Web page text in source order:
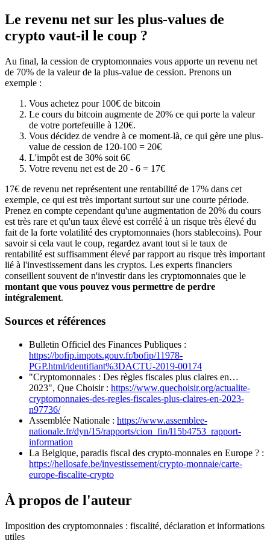
Le revenu net sur les plus-values de
crypto vaut-il le coup ?
Au final, la cession de cryptomonnaies vous apporte un revenu net
de 70% de la valeur de la plus-value de cession. Prenons un
exemple :
Vous achetez pour 100€ de bitcoin
Le cours du bitcoin augmente de 20% ce qui porte la valeur
de votre portefeuille à 120€.
Vous décidez de vendre à ce moment-là, ce qui gère une plus-
value de cession de 120-100 = 20€
L'impôt est de 30% soit 6€
Votre revenu net est de 20 - 6 = 17€
17€ de revenu net représentent une rentabilité de 17% dans cet
exemple, ce qui est très important surtout sur une courte période.
Prenez en compte cependant qu'une augmentation de 20% du cours
est très rare et qu'un taux élevé est corrélé à un risque très élevé du
fait de la forte volatilité des cryptomonnaies (hors stablecoins). Pour
savoir si cela vaut le coup, regardez avant tout si le taux de
rentabilité est suffisamment élevé par rapport au risque très important
lié à l'investissement dans les cryptos. Les experts financiers
conseillent souvent de n'investir dans les cryptomonnaies que le
montant que vous pouvez vous permettre de perdre
intégralement.
Sources et références
Bulletin Officiel des Finances Publiques :
https://bofip.impots.gouv.fr/bofip/11978-
PGP.html/identifiant%3DACTU-2019-00174
"Cryptomonnaies : Des règles fiscales plus claires en…
2023", Que Choisir: https://www.quechoisir.org/actualite-
cryptomonnaies-des-regles-fiscales-plus-claires-en-2023-
n97736/
Assemblée Nationale : https://www.assemblee-
nationale.fr/dyn/15/rapports/cion_fin/l15b4753_rapport-
information
La Belgique, paradis fiscal des crypto-monnaies en Europe ? :
https://hellosafe.be/investissement/crypto-monnaie/carte-
europe-fiscalite-crypto
À propos de l'auteur
Imposition des cryptomonnaies : fiscalité, déclaration et informations
utiles